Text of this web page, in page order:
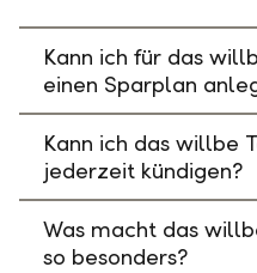
Kann ich für das
einen Sparplan
Kann ich das willbe
jederzeit kündigen?
Was macht das
so besonders?